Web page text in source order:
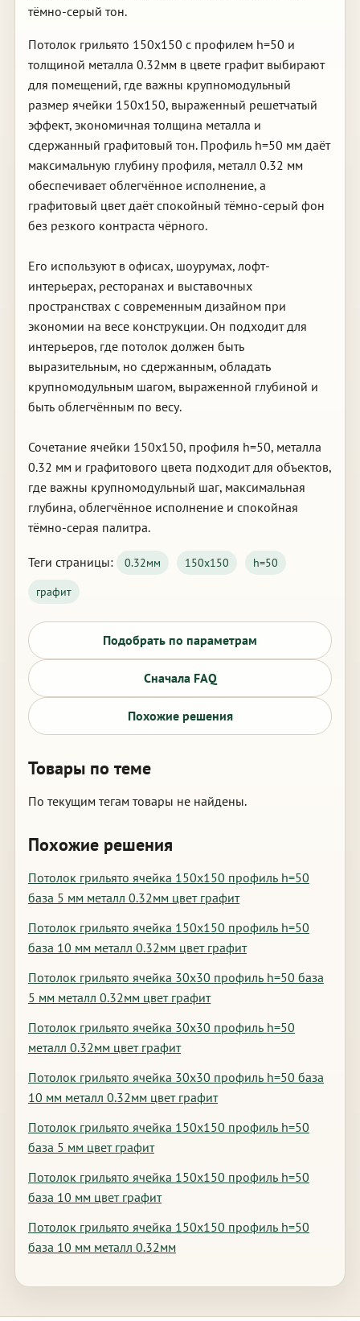
тёмно-серый тон.
Потолок грильято 150х150 с профилем h=50 и
толщиной металла 0.32мм в цвете графит выбирают
для помещений, где важны крупномодульный
размер ячейки 150х150, выраженный решетчатый
эффект, экономичная толщина металла и
сдержанный графитовый тон. Профиль h=50 мм даёт
максимальную глубину профиля, металл 0.32 мм
обеспечивает облегчённое исполнение, а
графитовый цвет даёт спокойный тёмно-серый фон
без резкого контраста чёрного.
Его используют в офисах, шоурумах, лофт-
интерьерах, ресторанах и выставочных
пространствах с современным дизайном при
экономии на весе конструкции. Он подходит для
интерьеров, где потолок должен быть
выразительным, но сдержанным, обладать
крупномодульным шагом, выраженной глубиной и
быть облегчённым по весу.
Сочетание ячейки 150х150, профиля h=50, металла
0.32 мм и графитового цвета подходит для объектов,
где важны крупномодульный шаг, максимальная
глубина, облегчённое исполнение и спокойная
тёмно-серая палитра.
Теги страницы: 0.32мм 150х150
h=50
графит
Подобрать по параметрам
Сначала FAQ
Похожие решения
Товары по теме
По текущим тегам товары не найдены.
Похожие решения
Потолок грильято ячейка 150х150 профиль h=50
база 5 мм металл 0.32мм цвет графит
Потолок грильято ячейка 150х150 профиль h=50
база 10 мм металл 0.32мм цвет графит
Потолок грильято ячейка 30х30 профиль h=50 база
5 мм металл 0.32мм цвет графит
Потолок грильято ячейка 30х30 профиль h=50
металл 0.32мм цвет графит
Потолок грильято ячейка 30х30 профиль h=50 база
10 мм металл 0.32мм цвет графит
Потолок грильято ячейка 150х150 профиль h=50
база 5 мм цвет графит
Потолок грильято ячейка 150х150 профиль h=50
база 10 мм цвет графит
Потолок грильято ячейка 150х150 профиль h=50
база 10 мм металл 0.32мм